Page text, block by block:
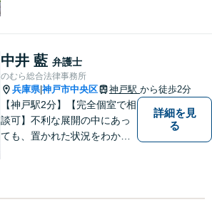
目指します。どんなささいな
事でも、お気軽にご相談くだ
さい。
中井 藍 弁護士
のむら総合法律事務所
兵庫県|神戸市中央区 神戸駅 から徒歩2分
【神戸駅2分】【完全個室で相
談可】不利な展開の中にあっ
ても、置かれた状況をわかり
で進めるようにしています。
詳細を見
る